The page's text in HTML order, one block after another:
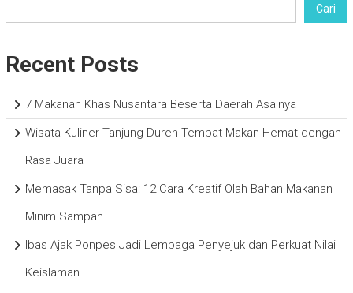
Cari
Recent Posts
7 Makanan Khas Nusantara Beserta Daerah Asalnya
Wisata Kuliner Tanjung Duren Tempat Makan Hemat dengan
Rasa Juara
Memasak Tanpa Sisa: 12 Cara Kreatif Olah Bahan Makanan
Minim Sampah
Ibas Ajak Ponpes Jadi Lembaga Penyejuk dan Perkuat Nilai
Keislaman